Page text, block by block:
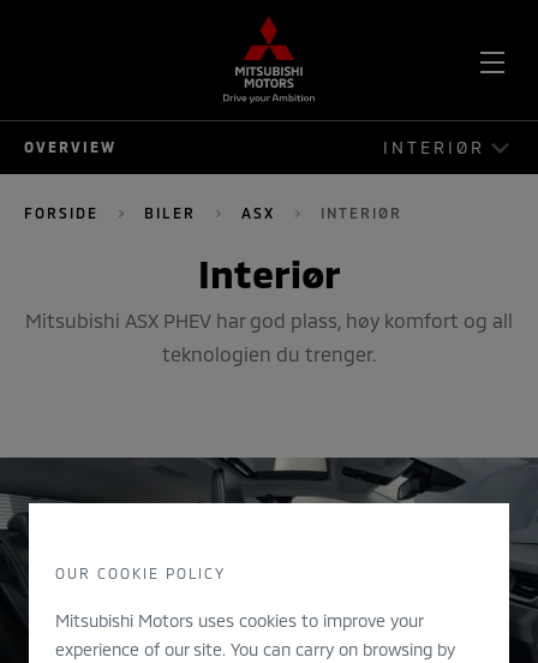
OVERVIEW INTERIØR
FORSIDE BILER ASX INTERIØR
Interiør
Mitsubishi ASX PHEV har god plass, høy komfort og all
teknologien du trenger.
OUR COOKIE POLICY
Mitsubishi Motors uses cookies to improve your
experience of our site. You can carry on browsing by